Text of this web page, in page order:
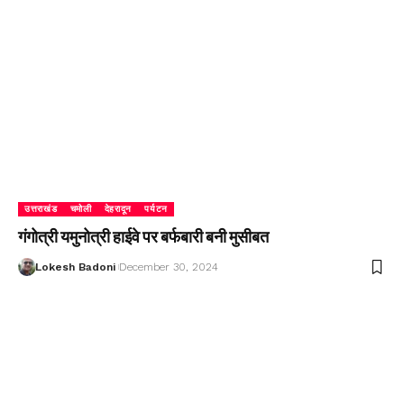
उत्तराखंड चमोली देहरादून पर्यटन
गंगोत्री यमुनोत्री हाईवे पर बर्फबारी बनी मुसीबत
Lokesh Badoni December 30, 2024